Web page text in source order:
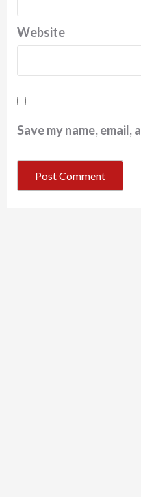
Website
Save my name,